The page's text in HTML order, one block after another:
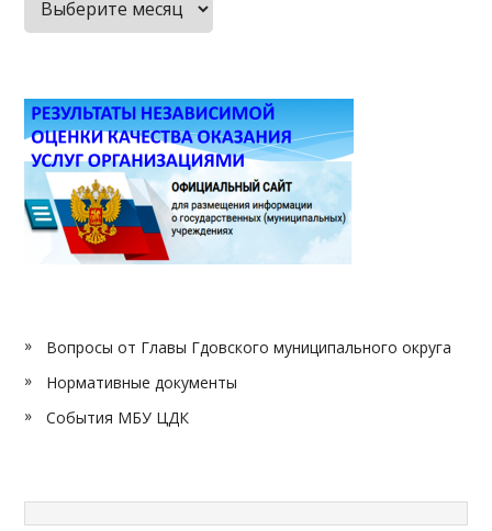
публикаций
Вопросы от Главы Гдовского муниципального округа
Нормативные документы
События МБУ ЦДК